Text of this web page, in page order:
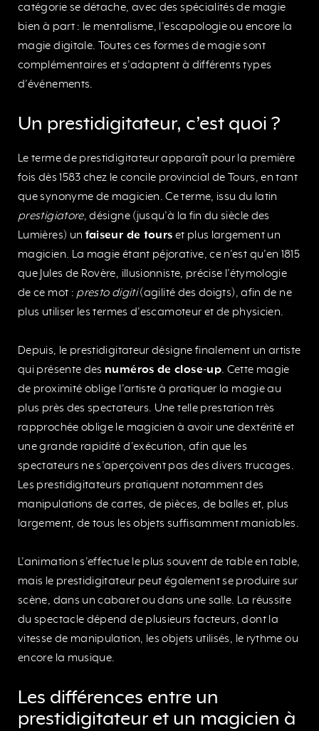
catégorie se détache, avec des spécialités de magie
bien à part : le mentalisme, l’escapologie ou encore la
magie digitale. Toutes ces formes de magie sont
complémentaires et s’adaptent à différents types
d’événements.
Un prestidigitateur, c’est quoi ?
Le terme de prestidigitateur apparaît pour la première
fois dès 1583 chez le concile provincial de Tours, en tant
que synonyme de magicien. Ce terme, issu du latin
prestigiatore, désigne (jusqu’à la fin du siècle des
Lumières) un faiseur de tours et plus largement un
magicien. La magie étant péjorative, ce n’est qu’en 1815
que Jules de Rovère, illusionniste, précise l’étymologie
de ce mot : presto digiti(agilité des doigts), afin de ne
plus utiliser les termes d’escamoteur et de physicien.
Depuis, le prestidigitateur désigne finalement un artiste
qui présente des numéros de close-up. Cette magie
de proximité oblige l’artiste à pratiquer la magie au
plus près des spectateurs. Une telle prestation très
rapprochée oblige le magicien à avoir une dextérité et
une grande rapidité d’exécution, afin que les
spectateurs ne s’aperçoivent pas des divers trucages.
Les prestidigitateurs pratiquent notamment des
manipulations de cartes, de pièces, de balles et, plus
largement, de tous les objets suffisamment maniables.
L’animation s’effectue le plus souvent de table en table,
mais le prestidigitateur peut également se produire sur
scène, dans un cabaret ou dans une salle. La réussite
du spectacle dépend de plusieurs facteurs, dont la
vitesse de manipulation, les objets utilisés, le rythme ou
encore la musique.
Les différences entre un
prestidigitateur et un magicien à